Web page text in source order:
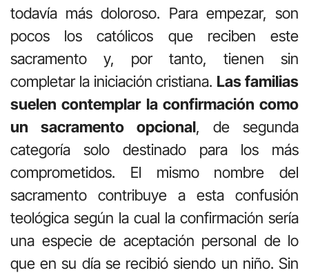
todavía más doloroso. Para empezar, son
pocos los católicos que reciben este
sacramento y, por tanto, tienen sin
completar la iniciación cristiana. Las familias
suelen contemplar la confirmación como
un sacramento opcional, de segunda
categoría solo destinado para los más
comprometidos. El mismo nombre del
sacramento contribuye a esta confusión
teológica según la cual la confirmación sería
una especie de aceptación personal de lo
que en su día se recibió siendo un niño. Sin